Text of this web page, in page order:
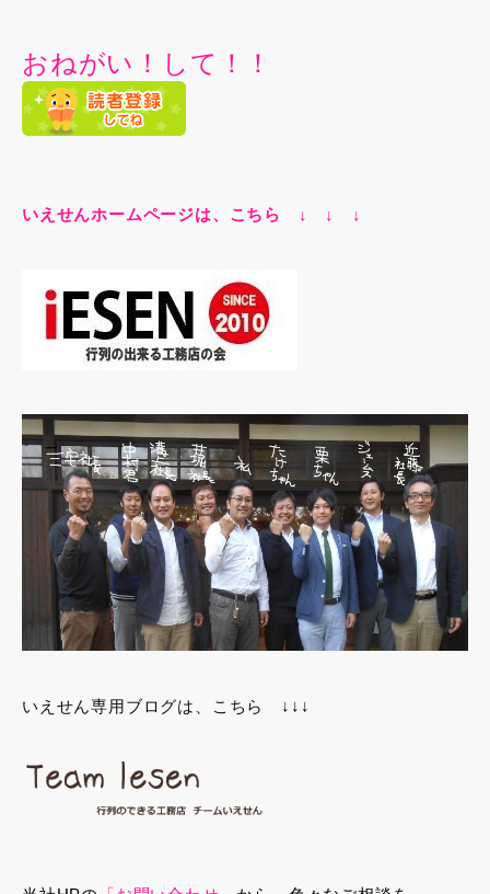
おねがい！して！！
いえせんホームページは、こちら ↓ ↓ ↓
いえせん専用ブログは、こちら ↓↓↓